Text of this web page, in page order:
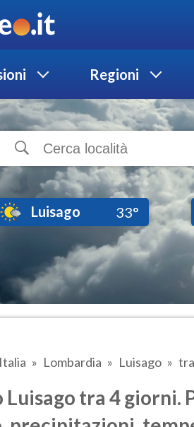
Regioni
Luisago 33°
Italia Lombardia Luisago
Luisago tra 4 giorni.